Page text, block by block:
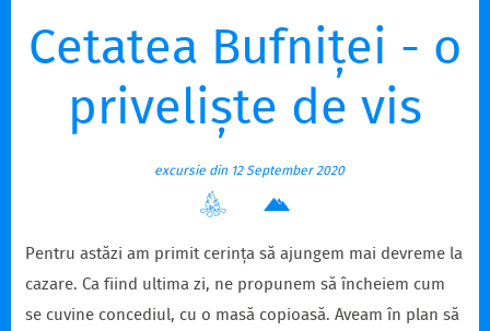
Cetatea Bufniței - o
priveliște de vis
excursie din 12 September 2020
Pentru astăzi am primit cerința să ajungem mai devreme la
cazare. Ca fiind ultima zi, ne propunem să încheiem cum
se cuvine concediul, cu o masă copioasă. Aveam în plan să